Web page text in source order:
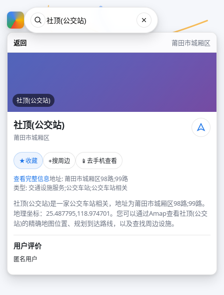
返回 莆田市城厢区
社顶(公交站)
社顶(公交站)
莆田市城厢区
★收藏 ⌖搜周边 📱 去手机查看
查看完整信息地址: 莆田市城厢区98路;99路
类型: 交通设施服务;公交车站;公交车站相关
社顶(公交站)是一家公交车站相关，地址为莆田市城厢区98路;99路。
地理坐标：25.487795,118.974701。您可以通过Amap查看社顶(公交
站)的精确地图位置、规划到达路线，以及查找周边设施。
用户评价
匿名用户